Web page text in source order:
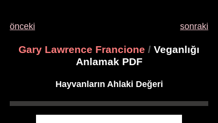
önceki sonraki
Gary Lawrence Francione / Veganlığı
Anlamak PDF
Hayvanların Ahlaki Değeri